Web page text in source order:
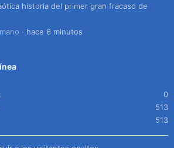
historia del primer gran fracaso de
hace 6 minutos
0
513
513